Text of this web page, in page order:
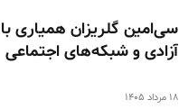
سی‌امین گلریزان همیاری
آزادی و شبکه‌های اجتماعی
۱۸ مرداد ۱۴۰۵